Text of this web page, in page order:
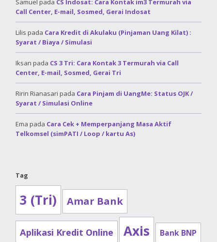
Samuel pada CS Indosat: Cara Kontak im3 Termurah via
Call Center, E-mail, Sosmed, Gerai Indosat
Lilis pada Cara Kredit di Akulaku (Pinjaman Uang Kilat) :
Syarat / Biaya / Simulasi
Iksan pada CS 3 Tri: Cara Kontak 3 Termurah via Call
Center, E-mail, Sosmed, Gerai Tri
Ririn Rianasari pada Cara Pinjam di UangMe: Status OJK /
Syarat / Simulasi Online
Ema pada Cara Cek + Memperpanjang Masa Aktif
Telkomsel (simPATI / Loop / kartu As)
Tag
3 (Tri) Amar Bank
Aplikasi Kredit Online Axis Bank BNP